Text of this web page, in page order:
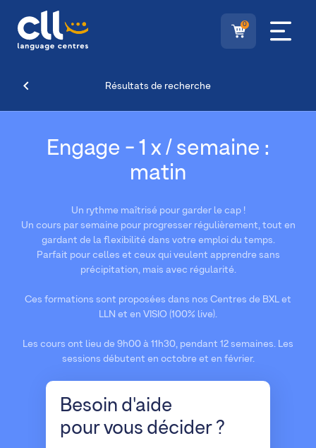
0
Résultats de recherche
Engage - 1 x / semaine :
matin
Un rythme maîtrisé pour garder le cap !
Un cours par semaine pour progresser régulièrement, tout en
gardant de la flexibilité dans votre emploi du temps.
Parfait pour celles et ceux qui veulent apprendre sans
précipitation, mais avec régularité.
Ces formations sont proposées dans nos Centres de BXL et
LLN et en VISIO (100% live).
Les cours ont lieu de 9h00 à 11h30, pendant 12 semaines. Les
sessions débutent en octobre et en février.
Besoin d'aide
pour vous décider ?